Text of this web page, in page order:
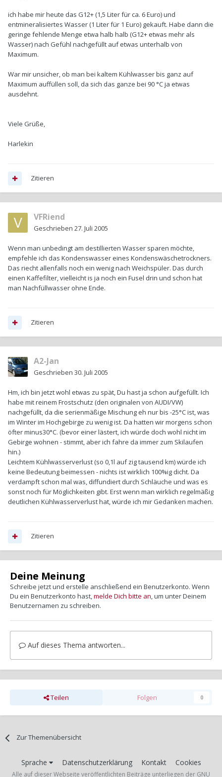
ich habe mir heute das G12+ (1,5 Liter für ca. 6 Euro) und
entmineralisiertes Wasser (1 Liter für 1 Euro) gekauft. Habe dann die
geringe fehlende Menge etwa halb halb (G12+ etwas mehr als
Wasser) nach Gefühl nachgefüllt auf etwas unterhalb von
Maximum.
War mir unsicher, ob man bei kaltem Kühlwasser bis ganz auf
Maximum auffüllen soll, da sich das ganze bei 90 °C ja etwas
ausdehnt.
Viele Grüße,
Harlekin
Zitieren
VFRiend
Geschrieben 27. Juli 2005
Wenn man unbedingt am destillierten Wasser sparen möchte,
empfehle ich das Kondenswasser eines Kondenswäschetrockners.
Das riecht allenfalls noch ein wenig nach Weichspüler. Das durch
einen Kaffefilter, vielleicht is ja noch ein Fusel drin und schon hat
man Nachfüllwasser ohne Ende.
Zitieren
A2-Jan
Geschrieben 30. Juli 2005
Hm, ich bin jetzt wohl etwas zu spät, Du hast ja schon aufgefüllt. Ich
habe mit reinem Frostschutz (den originalen von AUDI/VW)
nachgefüllt, da die serienmäßige Mischung eh nur bis -25°C ist, was
im Winter im Hochgebirge zu wenig ist. Da hatten wir morgens schon
öfter minus30°C. (bevor einer lästert, ich würde doch wohl nicht im
Gebirge wohnen - stimmt, aber ich fahre da immer zum Skilaufen
hin.)
Leichtem Kühlwasserverlust (so 0,1l auf zig tausend km) würde ich
keine Bedeutung beimessen - nichts ist wirklich 100%ig dicht. Da
verdampft schon mal was, diffundiert durch Schläuche und was es
sonst noch für Möglichkeiten gibt. Erst wenn man wirklich regelmäßig
deutlichen Kühlwasserverlust hat, würde ich mir Gedanken machen.
Zitieren
Deine Meinung
Schreibe jetzt und erstelle anschließend ein Benutzerkonto. Wenn
Du ein Benutzerkonto hast,melde Dich bitte an, um unter Deinem
Benutzernamen zu schreiben.
Auf dieses Thema antworten...
Teilen Folgen 0
Zur Themenübersicht
Sprache Datenschutzerklärung Kontakt Cookies
Alle auf dieser Webseite veröffentlichten Beiträge unterliegen der GNU